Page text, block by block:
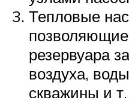
Тепловые
позволяющие
резервуара
воздуха,
скважины и